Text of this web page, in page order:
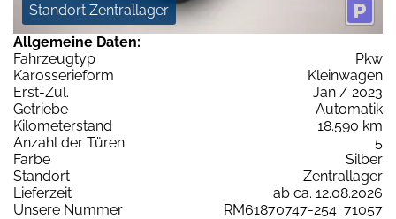
Standort Zentrallager
Allgemeine Daten:
Fahrzeugtyp
Pkw
Karosserieform
Kleinwagen
Erst-Zul.
Jan / 2023
Getriebe
Automatik
Kilometerstand
18.590 km
Anzahl der Türen
5
Farbe
Silber
Standort
Zentrallager
Lieferzeit
ab ca. 12.08.2026
Unsere Nummer
RM61870747-254_71057